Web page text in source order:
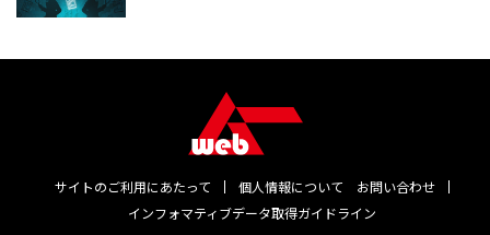
サイトのご利用にあたって 個人情報について
お問い合わせ
インフォマティブデータ取得ガイドライン